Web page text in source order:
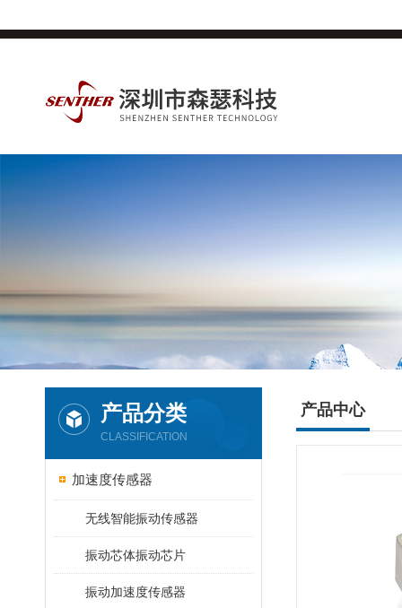
产品分类
CLASSIFICATION
加速度传感器
无线智能振动传感器
振动芯体振动芯片
振动加速度传感器
产品中心